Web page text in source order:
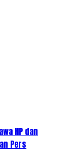
HP dan
Pers